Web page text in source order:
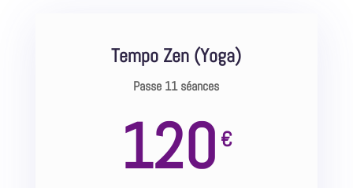
Tempo Zen (Yoga)
Passe 11 séances
€
120